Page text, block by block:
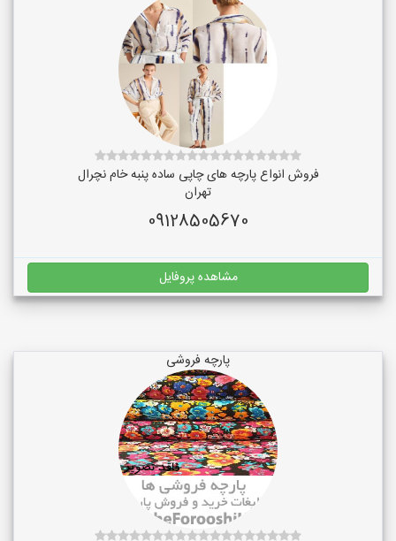
فروش انواع پارچه های چاپی ساده پنبه خام نچرال
تهران
09128505670
مشاهده پروفایل
پارچه فروشی